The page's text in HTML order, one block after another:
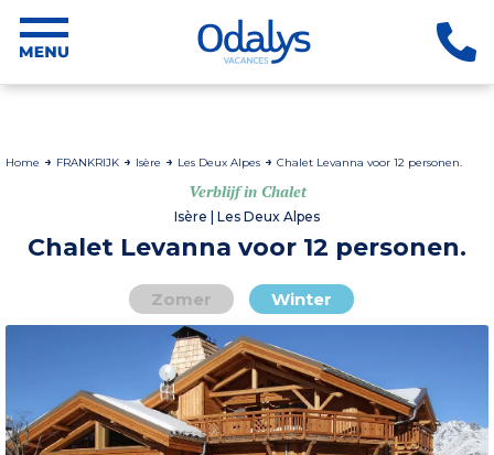
Home FRANKRIJK Isère Les Deux Alpes Chalet Levanna voor 12 personen.
Verblijf in Chalet
Isère | Les Deux Alpes
Chalet Levanna voor 12 personen.
Zomer Winter